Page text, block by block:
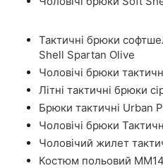
Тактичні брюки
Shell Spartan Olive
Чоловічі брюки
Літні тактичні брюки
Брюки тактичні Urban
Чоловічі брюки
Чоловічий жилет
Костюм польовий